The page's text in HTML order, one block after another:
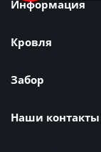
Информация
Кровля
Забор
Наши контакты